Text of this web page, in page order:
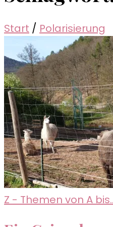
Start / Polarisierung
Z - Themen von A